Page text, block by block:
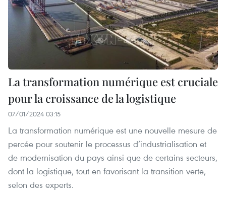
La transformation numérique est cruciale
pour la croissance de la logistique
07/01/2024 03:15
La transformation numérique est une nouvelle mesure de
percée pour soutenir le processus d’industrialisation et
de modernisation du pays ainsi que de certains secteurs,
dont la logistique, tout en favorisant la transition verte,
selon des experts.